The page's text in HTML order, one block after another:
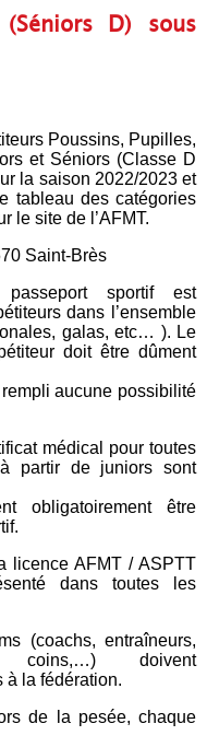
(Séniors D) sous
Poussins, Pupilles,
et Séniors (Classe D
la saison 2022/2023 et
tableau des catégories
le site de l’AFMT.
Saint-Brès
sportif est
dans l’ensemble
galas, etc… ). Le
doit être dûment
aucune possibilité
médical pour toutes
partir de juniors sont
obligatoirement être
licence AFMT / ASPTT
dans toutes les
(coachs, entraîneurs,
coins,…) doivent
à la fédération.
de la pesée, chaque